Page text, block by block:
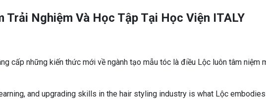
Trải Nghiệm Và Học Tập Tại Học Viện ITALY
cấp những kiến thức mới về ngành tạo mẫu tóc là điều Lộc luôn tâm niệm
and upgrading skills in the hair styling industry is what Lộc